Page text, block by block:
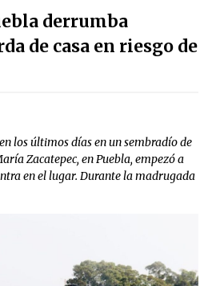
derrumba
de casa en riesgo de
los últimos días en un sembradío de
Zacatepec, en Puebla, empezó a
en el lugar. Durante la madrugada